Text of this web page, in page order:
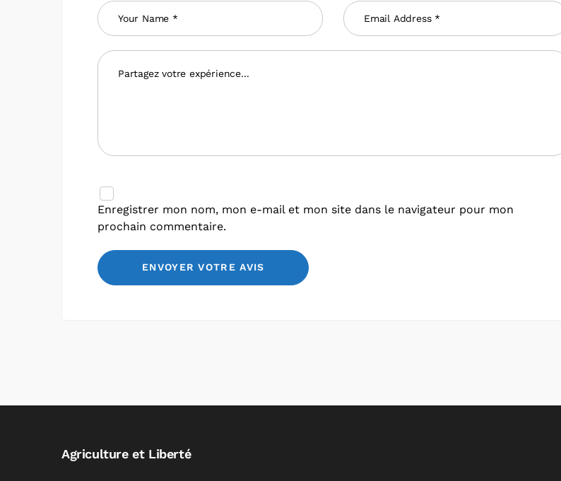
Enregistrer mon nom, mon e-mail et mon site dans le navigateur pour mon
prochain commentaire.
Agriculture et Liberté